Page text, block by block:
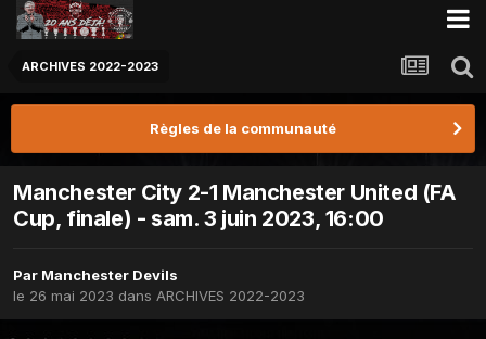
ARCHIVES 2022-2023
Règles de la communauté
Manchester City 2-1 Manchester United (FA
Cup, finale) - sam. 3 juin 2023, 16:00
Par Manchester Devils
le 26 mai 2023 dans ARCHIVES 2022-2023